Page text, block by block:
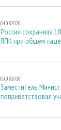
04.08.2026
Россия сохранила
ЛПК при общем
03.08.2026
Заместитель
поприветствовал